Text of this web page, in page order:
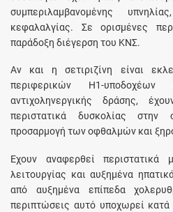
συμπεριλαμβανομένης
κεφαλαλγίας. Σε ορισμένες
παράδοξη διέγερση του ΚΝΣ.
Αν και η σετιριζίνη είναι
περιφερικών H1-
αντιχοληνεργικής δράσης,
περιστατικά δυσκολίας στην
προσαρμογή των οφθαλμών και
Έχουν αναφερθεί περιστατικά
λειτουργίας και αυξημένα
από αυξημένα επίπεδα
περιπτώσεις αυτό υποχωρεί